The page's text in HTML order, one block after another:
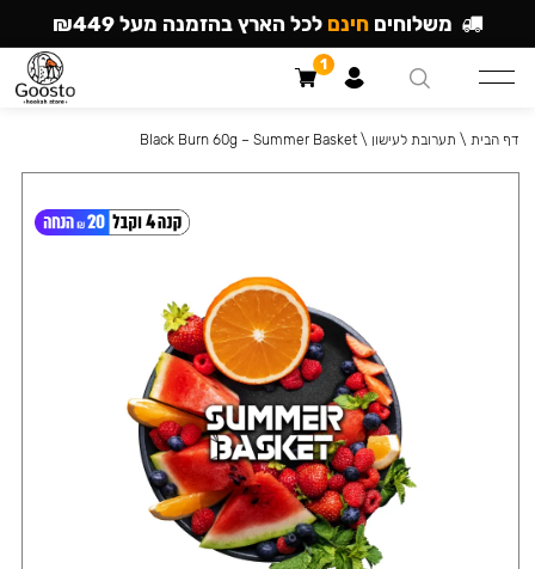
דף הבית \ תערובת לעישון \
Black Burn 60g – Summer Basket
משלוחים חינם לכל הארץ בהזמנה מעל ₪449
1